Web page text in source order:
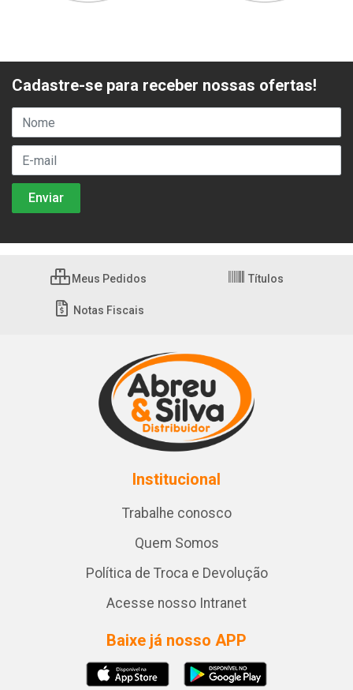
Cadastre-se para receber nossas ofertas!
Meus Pedidos Títulos
Notas Fiscais
Institucional
Trabalhe conosco
Quem Somos
Política de Troca e Devolução
Acesse nosso Intranet
Baixe já nosso APP